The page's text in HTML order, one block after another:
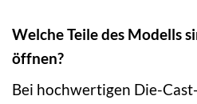
Welche Teile des Modells
öffnen?
Bei hochwertigen Die-